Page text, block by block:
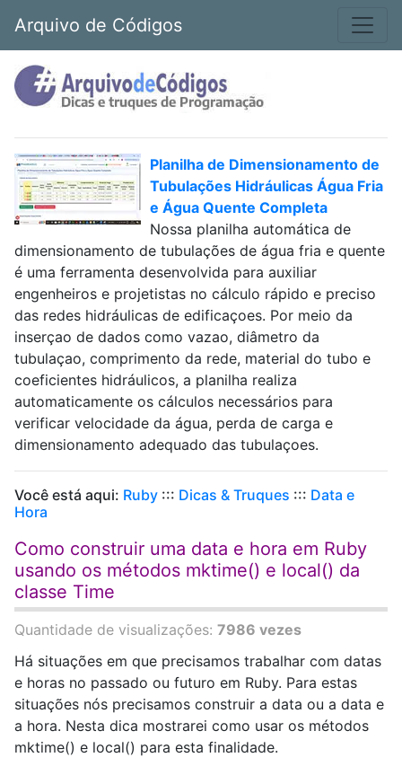
Arquivo de Códigos
Planilha de Dimensionamento de
Tubulações Hidráulicas Água Fria
e Água Quente Completa
Nossa planilha automática de
dimensionamento de tubulações de água fria e quente
é uma ferramenta desenvolvida para auxiliar
engenheiros e projetistas no cálculo rápido e preciso
das redes hidráulicas de edificaçoes. Por meio da
inserçao de dados como vazao, diâmetro da
tubulaçao, comprimento da rede, material do tubo e
coeficientes hidráulicos, a planilha realiza
automaticamente os cálculos necessários para
verificar velocidade da água, perda de carga e
dimensionamento adequado das tubulaçoes.
Você está aqui: Ruby ::: Dicas & Truques ::: Data e
Hora
Como construir uma data e hora em Ruby
usando os métodos mktime() e local() da
classe Time
Quantidade de visualizações: 7986 vezes
Há situações em que precisamos trabalhar com datas
e horas no passado ou futuro em Ruby. Para estas
situações nós precisamos construir a data ou a data e
a hora. Nesta dica mostrarei como usar os métodos
mktime() e local() para esta finalidade.